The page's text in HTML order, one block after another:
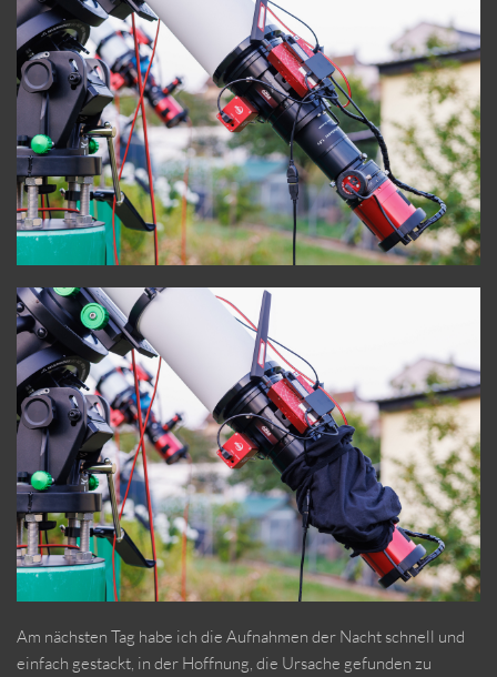
Am nächsten Tag habe ich die Aufnahmen der Nacht schnell und
einfach gestackt, in der Hoffnung, die Ursache gefunden zu